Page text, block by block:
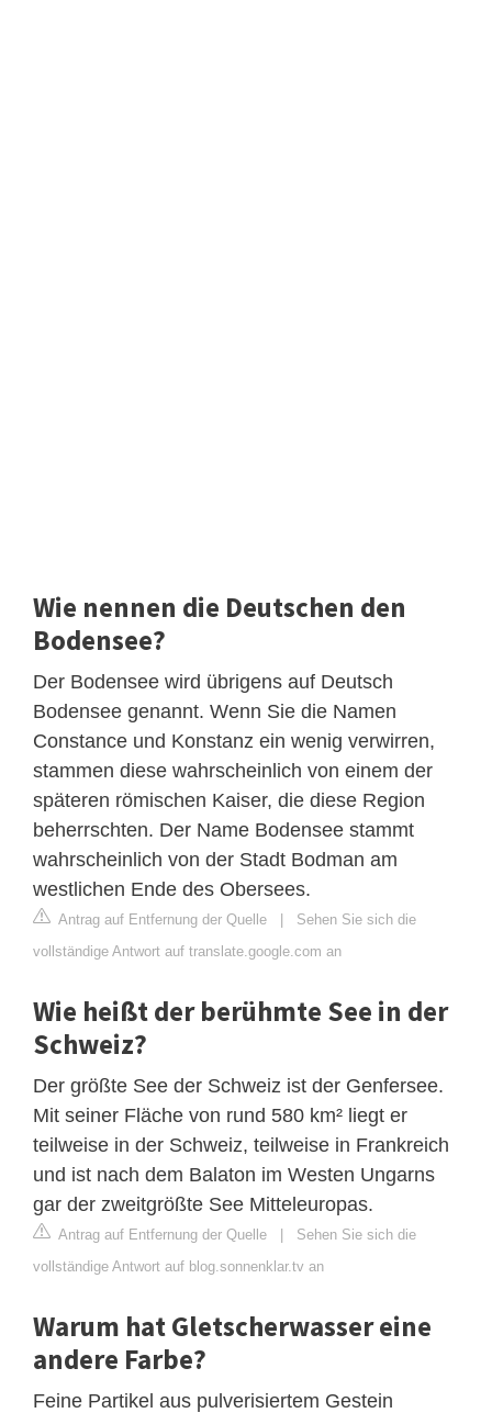
Wie nennen die Deutschen den
Bodensee?
Der Bodensee wird übrigens auf Deutsch
Bodensee genannt. Wenn Sie die Namen
Constance und Konstanz ein wenig verwirren,
stammen diese wahrscheinlich von einem der
späteren römischen Kaiser, die diese Region
beherrschten. Der Name Bodensee stammt
wahrscheinlich von der Stadt Bodman am
westlichen Ende des Obersees.
Antrag auf Entfernung der Quelle | Sehen Sie sich die
vollständige Antwort auf translate.google.com an
Wie heißt der berühmte See in der
Schweiz?
Der größte See der Schweiz ist der Genfersee.
Mit seiner Fläche von rund 580 km² liegt er
teilweise in der Schweiz, teilweise in Frankreich
und ist nach dem Balaton im Westen Ungarns
gar der zweitgrößte See Mitteleuropas.
Antrag auf Entfernung der Quelle | Sehen Sie sich die
vollständige Antwort auf blog.sonnenklar.tv an
Warum hat Gletscherwasser eine
andere Farbe?
Feine Partikel aus pulverisiertem Gestein